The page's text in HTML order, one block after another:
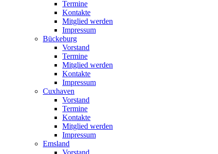
Termine
Kontakte
Mitglied werden
Impressum
Bückeburg
Vorstand
Termine
Mitglied werden
Kontakte
Impressum
Cuxhaven
Vorstand
Termine
Kontakte
Mitglied werden
Impressum
Emsland
Vorstand